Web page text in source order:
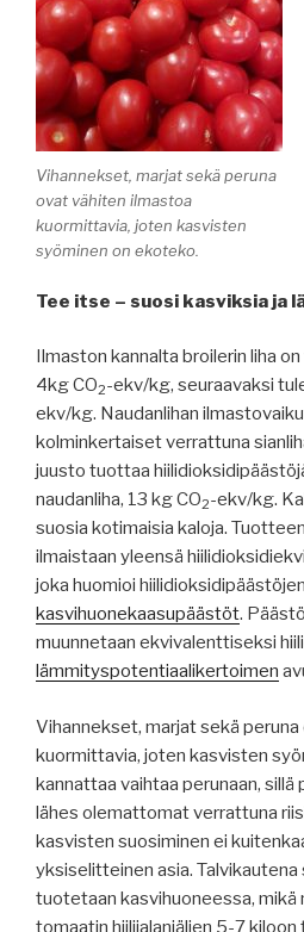
Vihannekset, marjat sekä peruna
ovat vähiten ilmastoa
kuormittavia, joten kasvisten
syöminen on ekoteko.
Tee itse – suosi kasviksia ja
Ilmaston kannalta broilerin liha
4kg CO2-ekv/kg, seuraavaksi
ekv/kg. Naudanlihan
kolminkertaiset verrattuna
juusto tuottaa
naudanliha, 13 kg CO2-ekv/kg.
suosia kotimaisia kaloja.
ilmaistaan yleensä
joka huomioi
kasvihuonekaasupäästöt.
muunnetaan ekvivalenttiseksi
lämmityspotentiaalikertoimen
Vihannekset, marjat sekä
kuormittavia, joten kasvisten
kannattaa vaihtaa perunaan,
lähes olemattomat verrattuna
kasvisten suosiminen ei
yksiselitteinen asia.
tuotetaan kasvihuoneessa, mikä
tomaatin hiilijalanjäljen 5-7